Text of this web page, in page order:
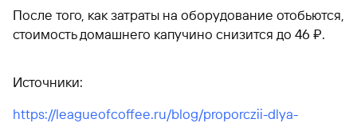
После того, как затраты на оборудование отобьются,
стоимость домашнего капучино снизится до 46 ₽.
Источники:
https://leagueofcoffee.ru/blog/proporczii-dlya-